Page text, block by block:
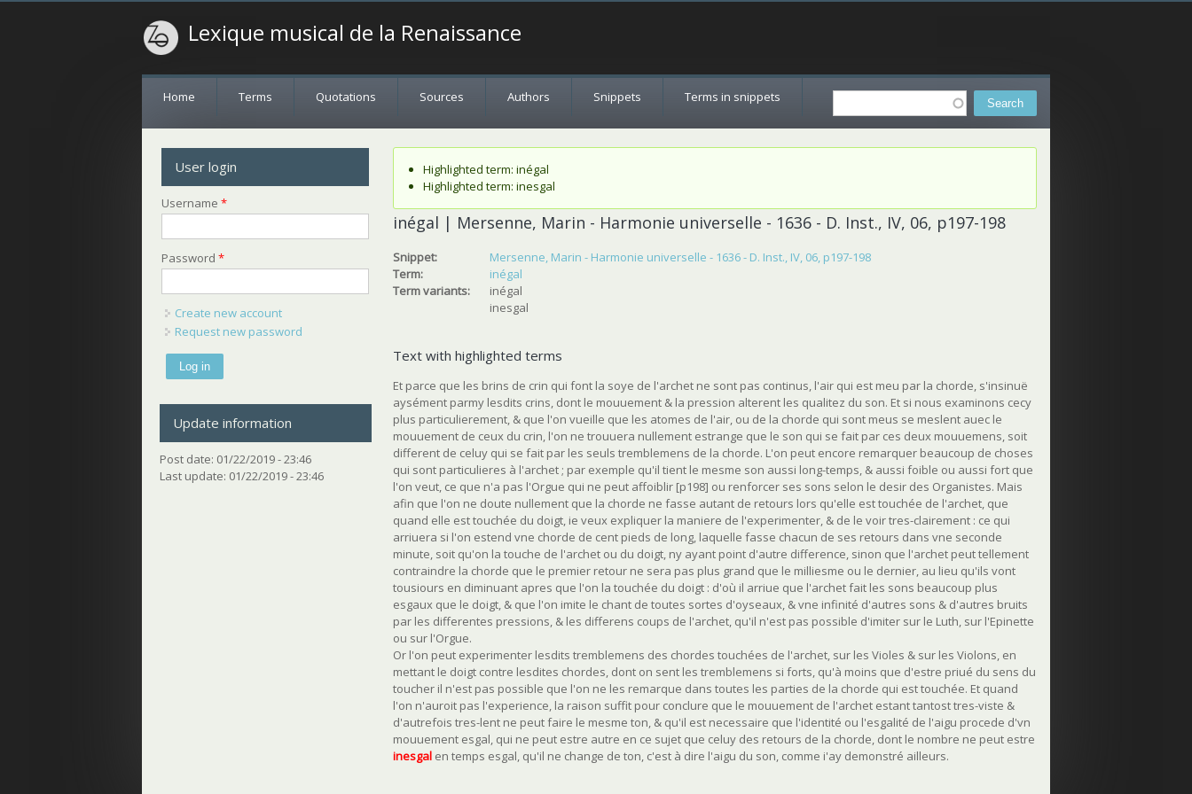
Lexique musical de la Renaissance
Search
Home Terms Quotations Sources Authors Snippets Terms in snippets
Status message
Highlighted term: inégal
Highlighted term: inesgal
inégal | Mersenne, Marin - Harmonie universelle - 1636 - D. Inst., IV, 06, p197-198
Snippet:
Mersenne, Marin - Harmonie universelle - 1636 - D. Inst., IV, 06, p197-198
Term:
inégal
Term variants:
inégal
inesgal
Text with highlighted terms
Et parce que les brins de crin qui font la soye de l'archet ne sont pas continus, l'air qui est meu par la chorde, s'insinuë
aysément parmy lesdits crins, dont le mouuement & la pression alterent les qualitez du son. Et si nous examinons cecy
plus particulierement, & que l'on vueille que les atomes de l'air, ou de la chorde qui sont meus se meslent auec le
mouuement de ceux du crin, l'on ne trouuera nullement estrange que le son qui se fait par ces deux mouuemens, soit
different de celuy qui se fait par les seuls tremblemens de la chorde. L'on peut encore remarquer beaucoup de choses
qui sont particulieres à l'archet ; par exemple qu'il tient le mesme son aussi long-temps, & aussi foible ou aussi fort que
l'on veut, ce que n'a pas l'Orgue qui ne peut affoiblir [p198] ou renforcer ses sons selon le desir des Organistes. Mais
afin que l'on ne doute nullement que la chorde ne fasse autant de retours lors qu'elle est touchée de l'archet, que
quand elle est touchée du doigt, ie veux expliquer la maniere de l'experimenter, & de le voir tres-clairement : ce qui
arriuera si l'on estend vne chorde de cent pieds de long, laquelle fasse chacun de ses retours dans vne seconde
minute, soit qu'on la touche de l'archet ou du doigt, ny ayant point d'autre difference, sinon que l'archet peut tellement
contraindre la chorde que le premier retour ne sera pas plus grand que le milliesme ou le dernier, au lieu qu'ils vont
tousiours en diminuant apres que l'on la touchée du doigt : d'où il arriue que l'archet fait les sons beaucoup plus
esgaux que le doigt, & que l'on imite le chant de toutes sortes d'oyseaux, & vne infinité d'autres sons & d'autres bruits
par les differentes pressions, & les differens coups de l'archet, qu'il n'est pas possible d'imiter sur le Luth, sur l'Epinette
ou sur l'Orgue.
Or l'on peut experimenter lesdits tremblemens des chordes touchées de l'archet, sur les Violes & sur les Violons, en
mettant le doigt contre lesdites chordes, dont on sent les tremblemens si forts, qu'à moins que d'estre priué du sens du
toucher il n'est pas possible que l'on ne les remarque dans toutes les parties de la chorde qui est touchée. Et quand
l'on n'auroit pas l'experience, la raison suffit pour conclure que le mouuement de l'archet estant tantost tres-viste &
d'autrefois tres-lent ne peut faire le mesme ton, & qu'il est necessaire que l'identité ou l'esgalité de l'aigu procede d'vn
mouuement esgal, qui ne peut estre autre en ce sujet que celuy des retours de la chorde, dont le nombre ne peut estre
inesgal en temps esgal, qu'il ne change de ton, c'est à dire l'aigu du son, comme i'ay demonstré ailleurs.
User login
Username*
Password*
Create new account
Request new password
Update information
Post date: 01/22/2019 - 23:46
Last update: 01/22/2019 - 23:46